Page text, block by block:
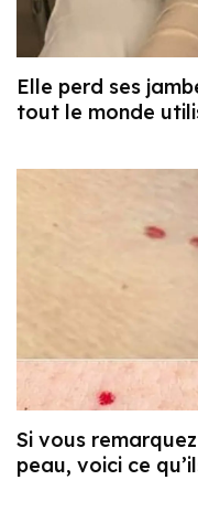
Elle perd ses
tout le monde
Si vous
peau, voici ce